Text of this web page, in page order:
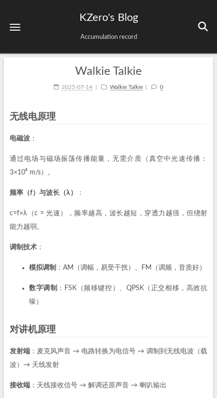
KZero's Blog
Accumulation record
Walkie Talkie
2025-07-14 Walkie Talkie 0
无线电原理
电磁波 ：
通过电场与磁场振荡传播能量，无需介质（真空中光速传播：
3×10⁸ m/s）。
频率（f）与波长（λ） ：
c=f×λ（c = 光速），频率越高，波长越短，穿透力越强，但绕射
能力越弱。
调制技术 ：
模拟调制 ：AM（调幅，易受干扰）、FM（调频，音质好）
数字调制
：FSK（频移键控）、QPSK（正交相移，高效抗
噪）
对讲机原理
发射端 ：麦克风声音 → 电路转换为电信号 → 调制到无线电波（载
波）→ 天线发射
接收端 ：天线接收信号 → 解调还原声音 → 喇叭输出